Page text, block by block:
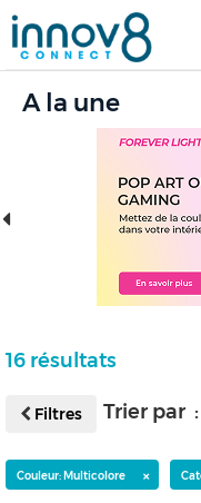
A la une
16 résultats
Filtres Trier par :
Couleur: Multicolore ×